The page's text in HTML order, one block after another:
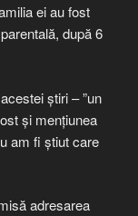
ei au fost
după 6
știri – ”un
și mențiunea
am fi știut care
adresarea